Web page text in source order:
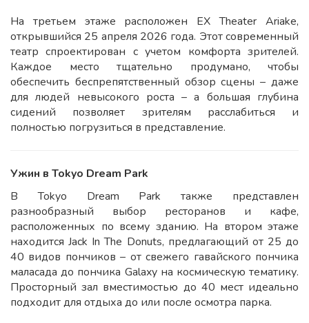
На третьем этаже расположен EX Theater Ariake,
открывшийся 25 апреля 2026 года. Этот современный
театр спроектирован с учетом комфорта зрителей.
Каждое место тщательно продумано, чтобы
обеспечить беспрепятственный обзор сцены – даже
для людей невысокого роста – а большая глубина
сидений позволяет зрителям расслабиться и
полностью погрузиться в представление.
Ужин в Tokyo Dream Park
В Tokyo Dream Park также представлен
разнообразный выбор ресторанов и кафе,
расположенных по всему зданию. На втором этаже
находится Jack In The Donuts, предлагающий от 25 до
40 видов пончиков – от свежего гавайского пончика
маласада до пончика Galaxy на космическую тематику.
Просторный зал вместимостью до 40 мест идеально
подходит для отдыха до или после осмотра парка.